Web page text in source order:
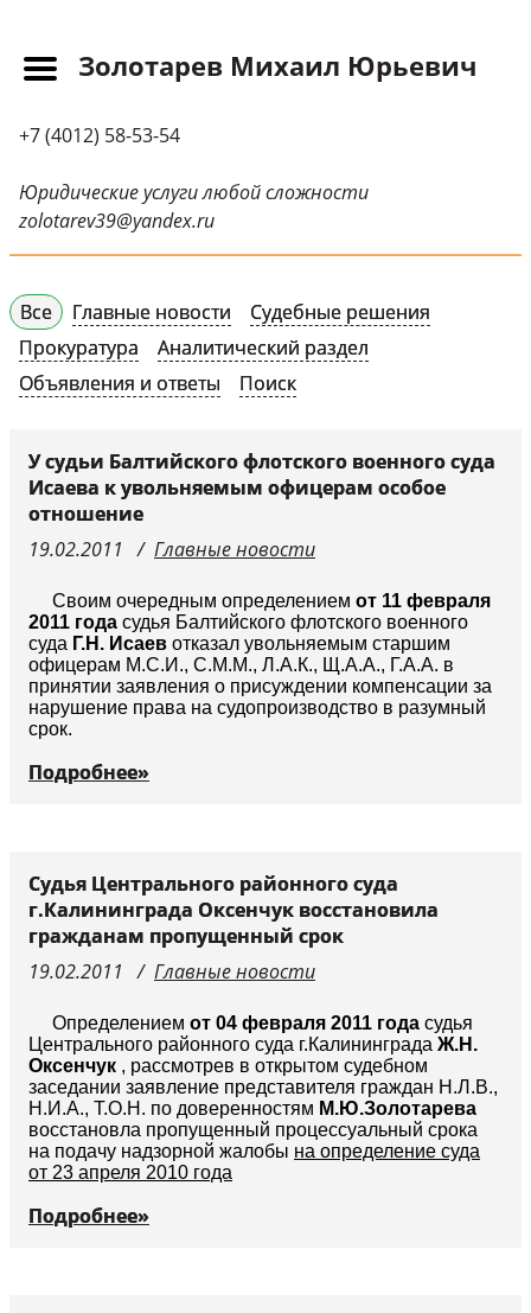
Прайс-лист
Новости
Обращения
Научные публикации
Контактная
Судебные решения
СМИ о нас
Судьи
Золотарев Михаил Юрьевич
+7 (4012) 58-53-54
Юридические услуги любой сложности
zolotarev39@yandex.ru
Все Главные новости
Судебные решения
Прокуратура
Аналитический раздел
Объявления и ответы
Поиск
У судьи Балтийского флотского военного суда
Исаева к увольняемым офицерам особое
отношение
19.02.2011
Главные новости
Своим очередным определением от 11 февраля
2011 года судья Балтийского флотского военного
суда Г.Н. Исаев отказал увольняемым старшим
офицерам М.С.И., С.М.М., Л.А.К., Щ.А.А., Г.А.А. в
принятии заявления о присуждении компенсации за
нарушение права на судопроизводство в разумный
срок.
Подробнее»
Судья Центрального районного суда
г.Калининграда Оксенчук восстановила
гражданам пропущенный срок
19.02.2011
Главные новости
Определением от 04 февраля 2011 года судья
Центрального районного суда г.Калининграда Ж.Н.
Оксенчук , рассмотрев в открытом судебном
заседании заявление представителя граждан Н.Л.В.,
Н.И.А., Т.О.Н. по доверенностям М.Ю.Золотарева
восстановла пропущенный процессуальный срока
на подачу надзорной жалобы на определение суда
от 23 апреля 2010 года
Подробнее»